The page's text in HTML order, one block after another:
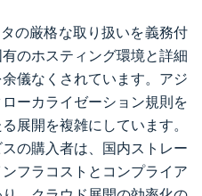
の厳格な取り扱いを義務付
のホスティング環境と詳細
儀なくされています。アジ
ーカライゼーション規則を
展開を複雑にしています。
の購入者は、国内ストレー
フラコストとコンプライア